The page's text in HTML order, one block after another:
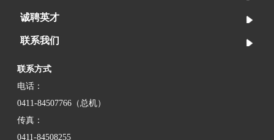
诚聘英才
联系我们
联系方式
电话：
0411-84507766 （总机）
传真：
0411-84508255